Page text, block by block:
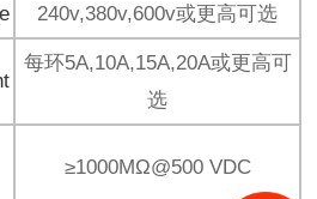
240v,380v,600v或更高可选
每环5A,10A,15A,20A或更高可
选
≥1000MΩ@500 VDC